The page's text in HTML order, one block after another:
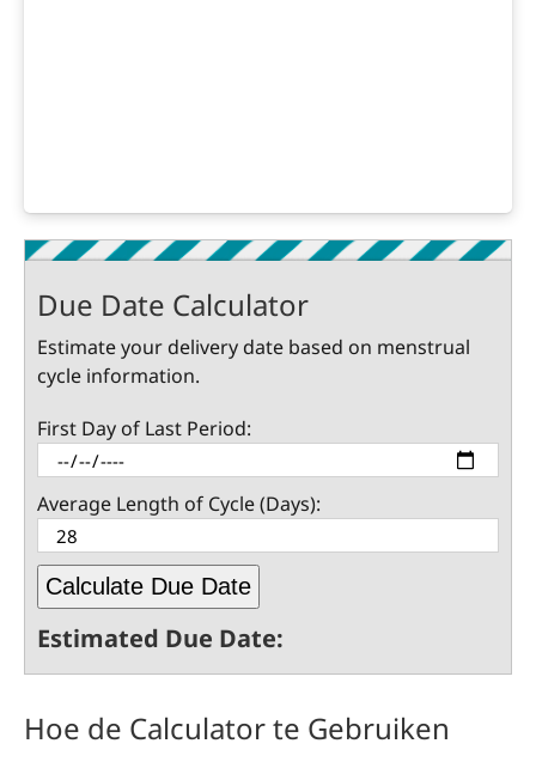
Due Date Calculator
Estimate your delivery date based on menstrual
cycle information.
First Day of Last Period:
Average Length of Cycle (Days):
Calculate Due Date
Estimated Due Date:
Hoe de Calculator te Gebruiken